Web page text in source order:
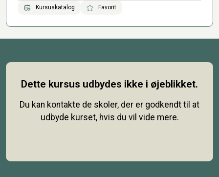
Kursuskatalog Favorit
Dette kursus udbydes ikke i øjeblikket.
Du kan kontakte de skoler, der er godkendt til at
udbyde kurset, hvis du vil vide mere.